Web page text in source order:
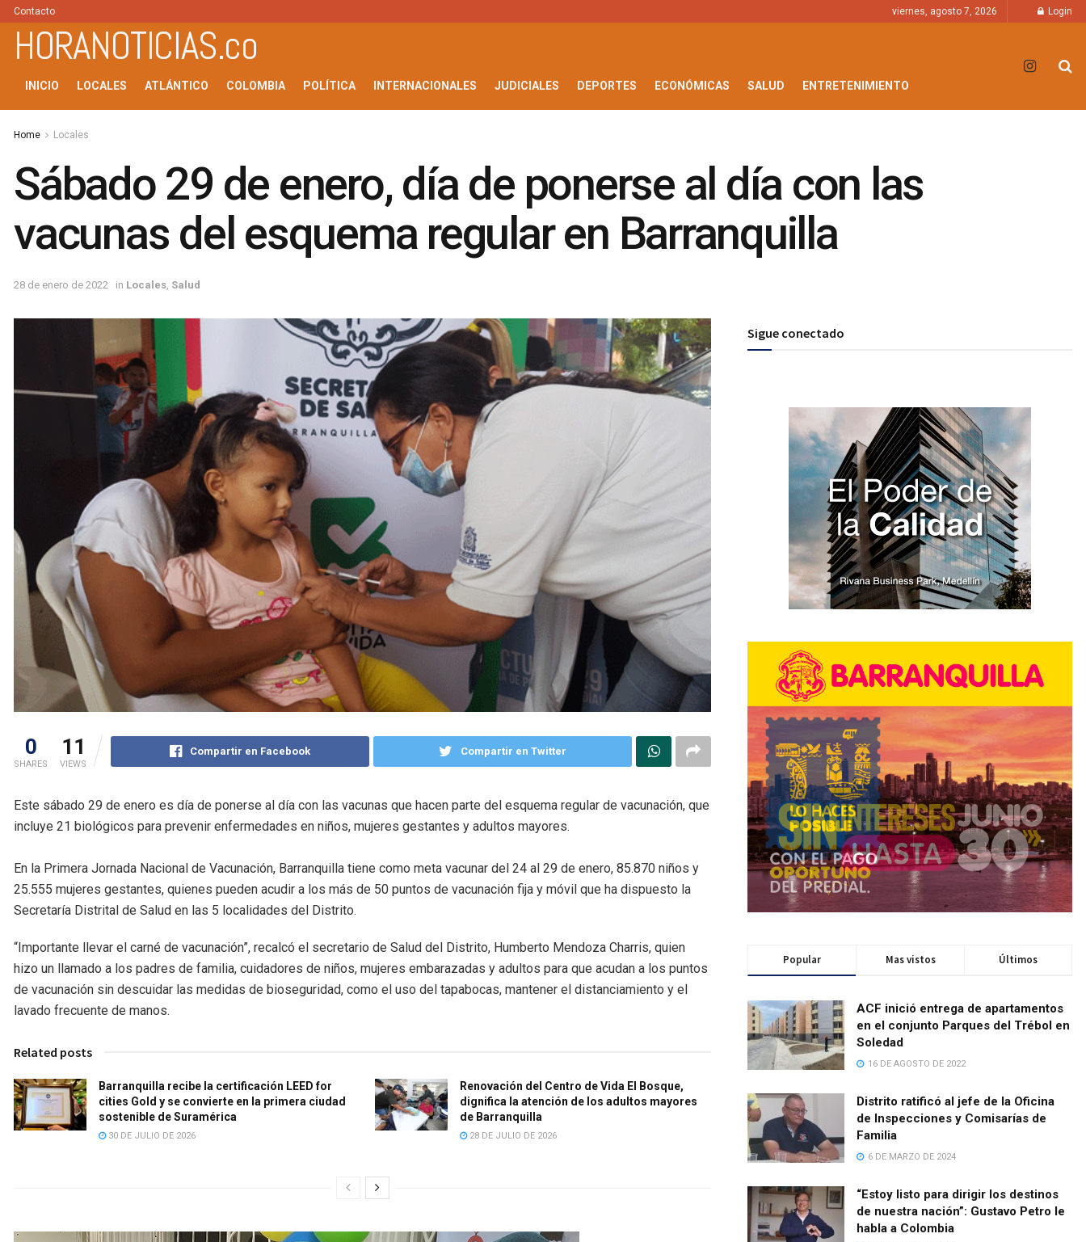
Contacto viernes, agosto 7, 2026 Login
HORANOTICIAS.co
INICIO LOCALES ATLÁNTICO COLOMBIA POLÍTICA INTERNACIONALES JUDICIALES DEPORTES ECONÓMICAS SALUD ENTRETENIMIENTO
Home Locales
Sábado 29 de enero, día de ponerse al día con las
vacunas del esquema regular en Barranquilla
28 de enero de 2022 in Locales, Salud
0
SHARES
11
VIEWS
Compartir en Facebook Compartir en Twitter
Este sábado 29 de enero es día de ponerse al día con las vacunas que hacen parte del esquema regular de vacunación, que
incluye 21 biológicos para prevenir enfermedades en niños, mujeres gestantes y adultos mayores.
En la Primera Jornada Nacional de Vacunación, Barranquilla tiene como meta vacunar del 24 al 29 de enero, 85.870 niños y
25.555 mujeres gestantes, quienes pueden acudir a los más de 50 puntos de vacunación fija y móvil que ha dispuesto la
Secretaría Distrital de Salud en las 5 localidades del Distrito.
“Importante llevar el carné de vacunación”, recalcó el secretario de Salud del Distrito, Humberto Mendoza Charris, quien
hizo un llamado a los padres de familia, cuidadores de niños, mujeres embarazadas y adultos para que acudan a los puntos
de vacunación sin descuidar las medidas de bioseguridad, como el uso del tapabocas, mantener el distanciamiento y el
lavado frecuente de manos.
Related posts
Barranquilla recibe la certificación LEED for
cities Gold y se convierte en la primera ciudad
sostenible de Suramérica
30 DE JULIO DE 2026
Renovación del Centro de Vida El Bosque,
dignifica la atención de los adultos mayores
de Barranquilla
28 DE JULIO DE 2026
Sigue conectado
Popular Mas vistos Últimos
ACF inició entrega de apartamentos
en el conjunto Parques del Trébol en
Soledad
16 DE AGOSTO DE 2022
Distrito ratificó al jefe de la Oficina
de Inspecciones y Comisarías de
Familia
6 DE MARZO DE 2024
“Estoy listo para dirigir los destinos
de nuestra nación”: Gustavo Petro le
habla a Colombia